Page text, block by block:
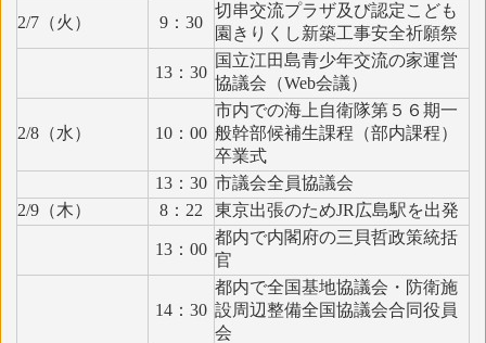
2/7（火） 9：30
切串交流プラザ及び認定こども
園きりくし新築工事安全祈願祭
13：30
国立江田島青少年交流の家運営
協議会（Web会議）
2/8（水） 10：00
市内での海上自衛隊第５６期一
般幹部候補生課程（部内課程）
卒業式
13：30 市議会全員協議会
2/9（木）
8：22 東京出張のためJR広島駅を出発
13：00
都内で内閣府の三貝哲政策統括
官
14：30
都内で全国基地協議会・防衛施
設周辺整備全国協議会合同役員
会